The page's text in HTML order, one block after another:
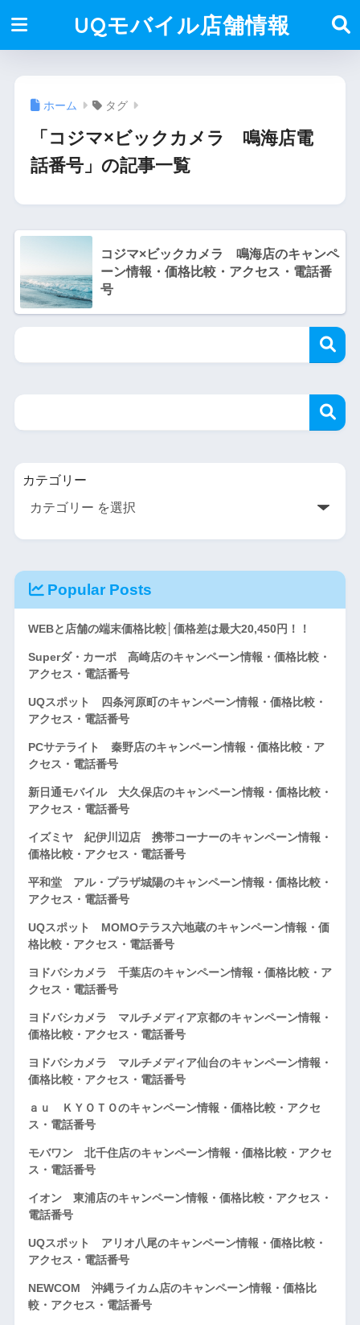
UQモバイル店舗情報
ホーム タグ
「コジマ×ビックカメラ 鳴海店電
話番号」の記事一覧
コジマ×ビックカメラ 鳴海店のキャンペ
ーン情報・価格比較・アクセス・電話番
号
カテゴリー
Popular Posts
WEBと店舗の端末価格比較│価格差は最大20,450円！！
Superダ・カーポ 高崎店のキャンペーン情報・価格比較・
アクセス・電話番号
UQスポット 四条河原町のキャンペーン情報・価格比較・
アクセス・電話番号
PCサテライト 秦野店のキャンペーン情報・価格比較・ア
クセス・電話番号
新日通モバイル 大久保店のキャンペーン情報・価格比較・
アクセス・電話番号
イズミヤ 紀伊川辺店 携帯コーナーのキャンペーン情報・
価格比較・アクセス・電話番号
平和堂 アル・プラザ城陽のキャンペーン情報・価格比較・
アクセス・電話番号
UQスポット MOMOテラス六地蔵のキャンペーン情報・価
格比較・アクセス・電話番号
ヨドバシカメラ 千葉店のキャンペーン情報・価格比較・ア
クセス・電話番号
ヨドバシカメラ マルチメディア京都のキャンペーン情報・
価格比較・アクセス・電話番号
ヨドバシカメラ マルチメディア仙台のキャンペーン情報・
価格比較・アクセス・電話番号
ａｕ ＫＹＯＴＯのキャンペーン情報・価格比較・アクセ
ス・電話番号
モバワン 北千住店のキャンペーン情報・価格比較・アクセ
ス・電話番号
イオン 東浦店のキャンペーン情報・価格比較・アクセス・
電話番号
UQスポット アリオ八尾のキャンペーン情報・価格比較・
アクセス・電話番号
NEWCOM 沖縄ライカム店のキャンペーン情報・価格比
較・アクセス・電話番号